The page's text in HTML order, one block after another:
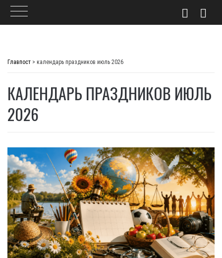
Главпост > календарь праздников июль 2026
КАЛЕНДАРЬ ПРАЗДНИКОВ ИЮЛЬ
2026